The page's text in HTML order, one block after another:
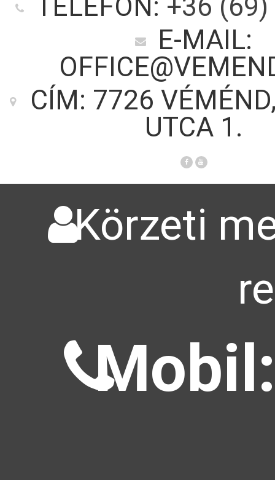
TELEFON: +36
E-MAIL:
CÍM: 7726
UTCA 1.
Körzeti